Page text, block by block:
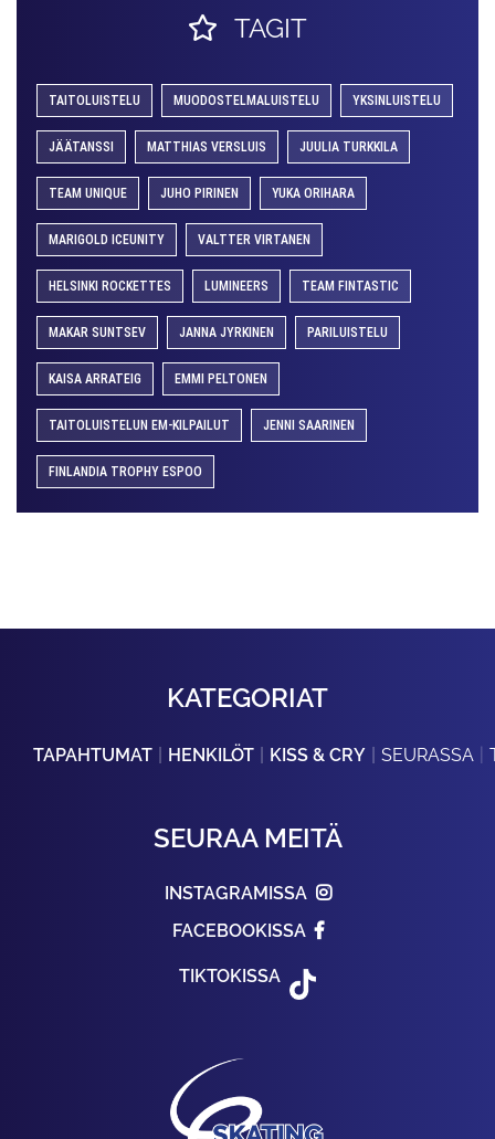
TAGIT
TAITOLUISTELU MUODOSTELMALUISTELU YKSINLUISTELU
JÄÄTANSSI MATTHIAS VERSLUIS JUULIA TURKKILA
TEAM UNIQUE JUHO PIRINEN YUKA ORIHARA
MARIGOLD ICEUNITY VALTTER VIRTANEN
HELSINKI ROCKETTES LUMINEERS TEAM FINTASTIC
MAKAR SUNTSEV JANNA JYRKINEN PARILUISTELU
KAISA ARRATEIG EMMI PELTONEN
TAITOLUISTELUN EM-KILPAILUT JENNI SAARINEN
FINLANDIA TROPHY ESPOO
KATEGORIAT
TAPAHTUMAT HENKILÖT KISS & CRY SEURASSA
SEURAA MEITÄ
INSTAGRAMISSA
FACEBOOKISSA
TIKTOKISSA